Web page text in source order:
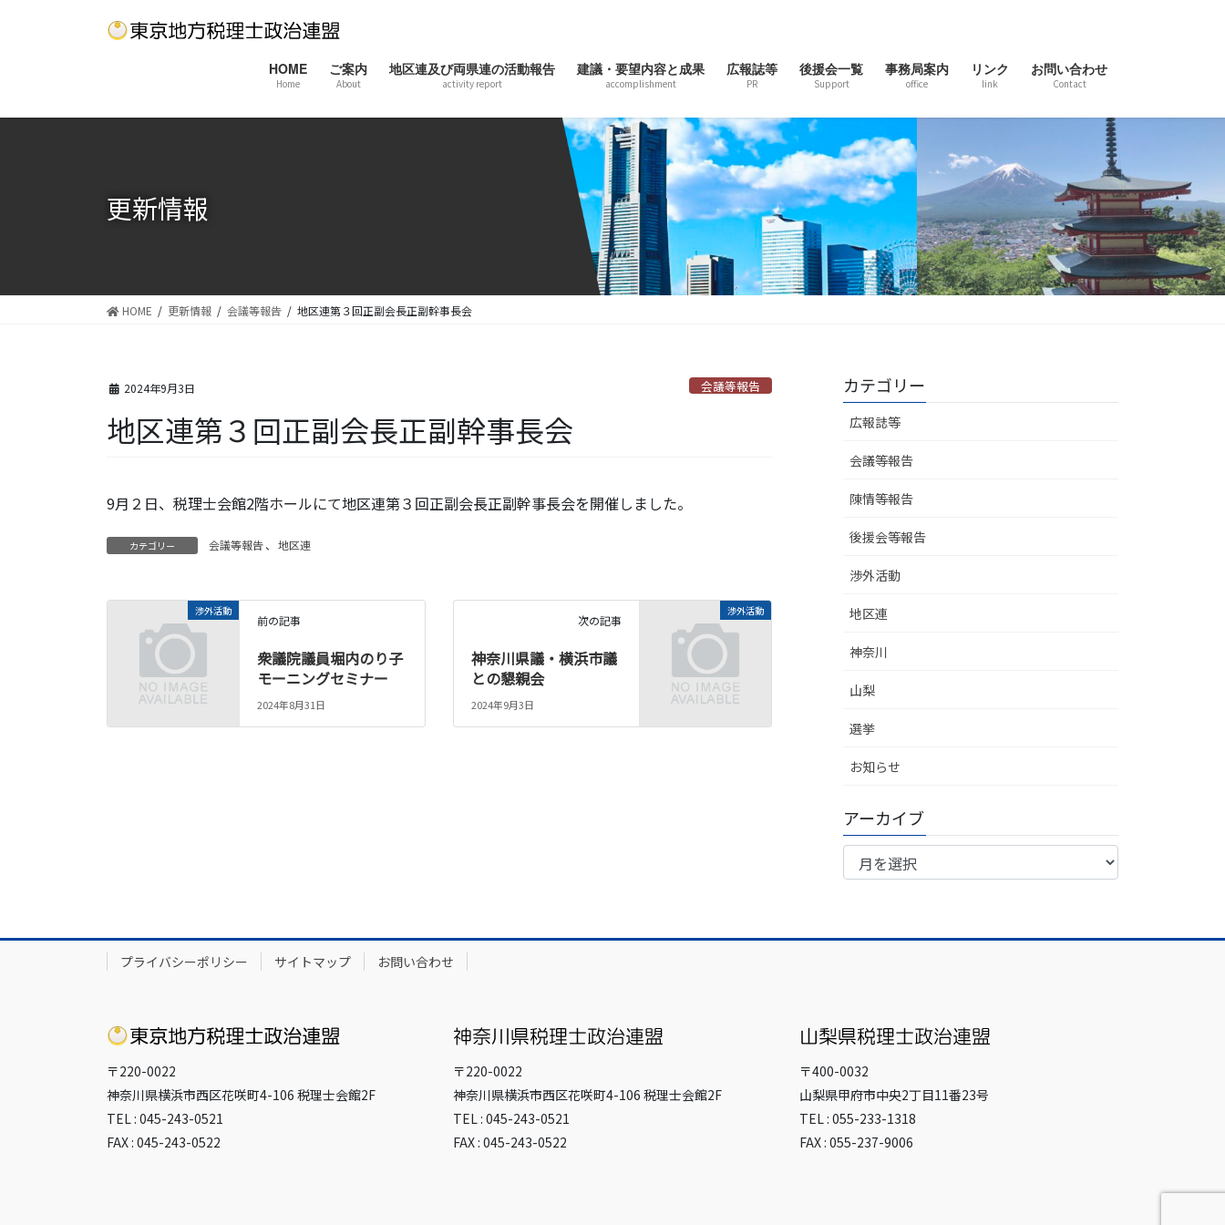
に
ョ
HOME
Home
ご案内
About
地区連及び両県連の活動報告
activity report
建議・要望内容と成果
accomplishment
広報誌等
PR
後援会一覧
Support
事務局案内
office
リンク
link
お問い合わせ
Contact
更新情報
HOME 更新情報 会議等報告 地区連第３回正副会長正副幹事長会
2024年9月3日 会議等報告
地区連第３回正副会長正副幹事長会
9月２日、税理士会館2階ホールにて地区連第３回正副会長正副幹事長会を開催しました。
カテゴリー 会議等報告、 地区連
渉外活動
前の記事
衆議院議員堀内のり子
モーニングセミナー
2024年8月31日
渉外活動
次の記事
神奈川県議・横浜市議
との懇親会
2024年9月3日
カテゴリー
広報誌等
会議等報告
陳情等報告
後援会等報告
渉外活動
地区連
神奈川
山梨
選挙
お知らせ
アーカイブ
ア
ブ
プライバシーポリシー サイトマップ お問い合わせ
〒220-0022
神奈川県横浜市西区花咲町4-106 税理士会館2F
TEL : 045-243-0521
FAX : 045-243-0522
〒220-0022
神奈川県横浜市西区花咲町4-106 税理士会館2F
TEL : 045-243-0521
FAX : 045-243-0522
〒400-0032
山梨県甲府市中央2丁目11番23号
TEL : 055-233-1318
FAX : 055-237-9006